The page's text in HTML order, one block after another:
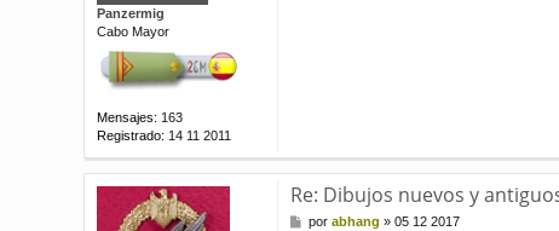
Panzermig
Cabo Mayor
Mensajes: 163
Registrado: 14 11 2011
Re: Dibujos nuevos y
M
porabhang »05 12 2017